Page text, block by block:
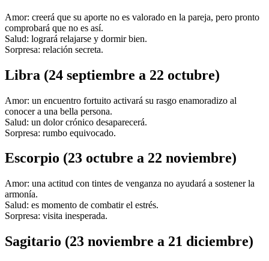
Amor: creerá que su aporte no es valorado en la pareja, pero pronto
comprobará que no es así.
Salud: logrará relajarse y dormir bien.
Sorpresa: relación secreta.
Libra (24 septiembre a 22 octubre)
Amor: un encuentro fortuito activará su rasgo enamoradizo al
conocer a una bella persona.
Salud: un dolor crónico desaparecerá.
Sorpresa: rumbo equivocado.
Escorpio (23 octubre a 22 noviembre)
Amor: una actitud con tintes de venganza no ayudará a sostener la
armonía.
Salud: es momento de combatir el estrés.
Sorpresa: visita inesperada.
Sagitario (23 noviembre a 21 diciembre)